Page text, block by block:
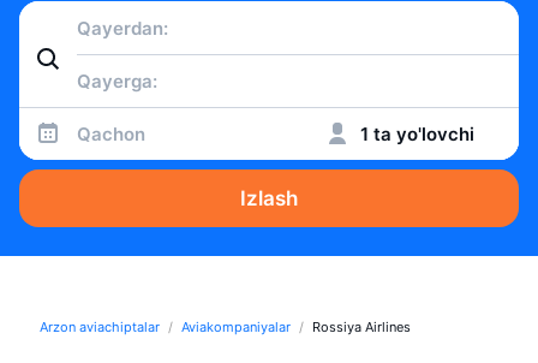
Qachon 1 ta yo'lovchi
Izlash
Arzon aviachiptalar Aviakompaniyalar Rossiya Airlines